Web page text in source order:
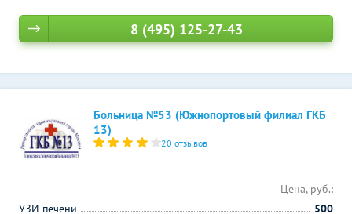
8 (495) 125-27-43
Больница №53 (Южнопортовый филиал ГКБ
13)
20 отзывов
Цена, руб.:
УЗИ печени
500